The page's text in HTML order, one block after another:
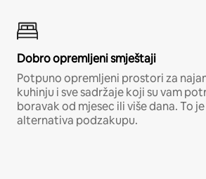
Dobro opremljeni smještaji
Potpuno opremljeni prostori za
kuhinju i sve sadržaje koji su vam
boravak od mjesec ili više dana. To
alternativa podzakupu.